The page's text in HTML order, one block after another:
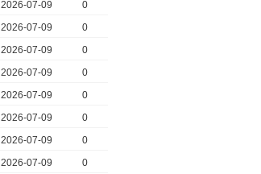
2026-07-09
0
2026-07-09
0
2026-07-09
0
2026-07-09
0
2026-07-09
0
2026-07-09
0
2026-07-09
0
2026-07-09
0